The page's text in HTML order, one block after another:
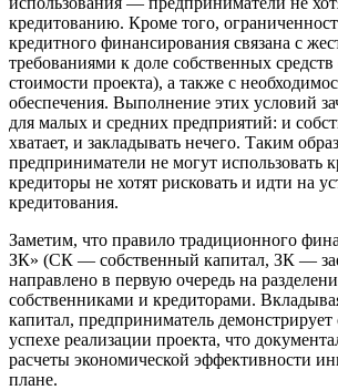
кредитованию. Кроме того,
кредитного финансирования связана с
требованиями к доле собственных
стоимости проекта), а также с
обеспечения. Выполнение этих условий
для малых и средних предприятий: и
хватает, и закладывать нечего. Таким
предприниматели не могут использовать
кредиторы не хотят рисковать и идти на
кредитования.
Заметим, что правило традиционного
ЗК» (СК — собственный капитал, ЗК —
направлено в первую очередь на
собственниками и кредиторами.
капитал, предприниматель
успехе реализации проекта, что
расчеты экономической эффективности
плане.